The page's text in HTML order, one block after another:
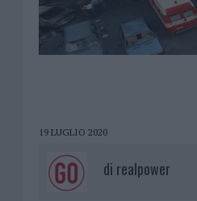
19 LUGLIO 2020
di realpower